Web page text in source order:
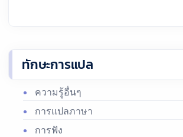
ทักษะการแปล
ความรู้อื่นๆ
การแปลภาษา
การฟัง